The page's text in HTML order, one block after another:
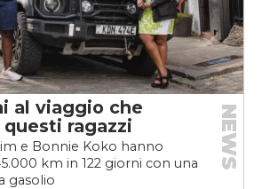
al viaggio che
ragazzi
e Bonnie Koko hanno
km in 122 giorni con una
gasolio
NEWS